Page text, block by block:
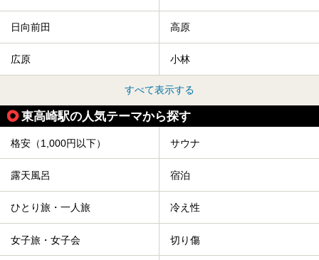
日向前田 高原
広原 小林
すべて表示する
東高崎駅の人気テーマから探す
格安（1,000円以下） サウナ
露天風呂 宿泊
ひとり旅・一人旅 冷え性
女子旅・女子会 切り傷